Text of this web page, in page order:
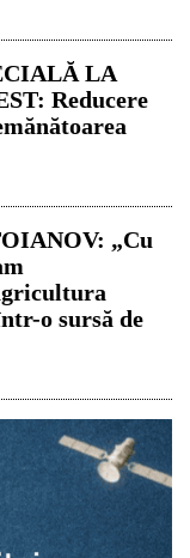
LA
Reducere
„Cu
o sursă de